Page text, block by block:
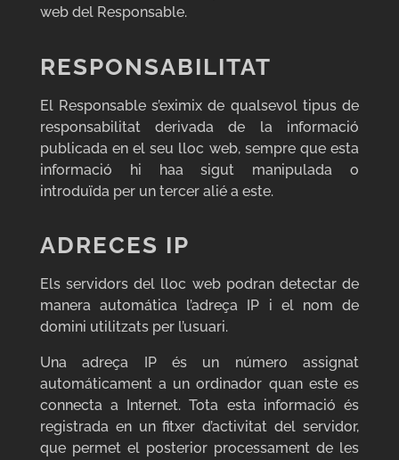
web del Responsable.
RESPONSABILITAT
El Responsable s’eximix de qualsevol tipus de
responsabilitat derivada de la informació
publicada en el seu lloc web, sempre que esta
informació hi haa sigut manipulada o
introduïda per un tercer alié a este.
ADRECES IP
Els servidors del lloc web podran detectar de
manera automática l’adreça IP i el nom de
domini utilitzats per l’usuari.
Una adreça IP és un número assignat
automáticament a un ordinador quan este es
connecta a Internet. Tota esta informació és
registrada en un fitxer d’activitat del servidor,
que permet el posterior processament de les